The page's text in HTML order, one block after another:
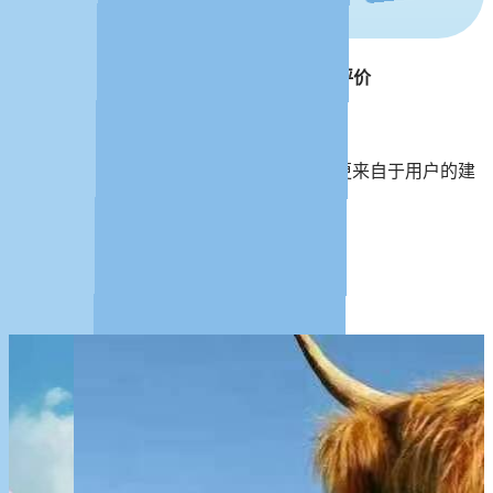
统计学学者及专业用户对DMSAS的建议及评价
DMSAS的进化不仅来源于开发团队的付出更来自于用户的建